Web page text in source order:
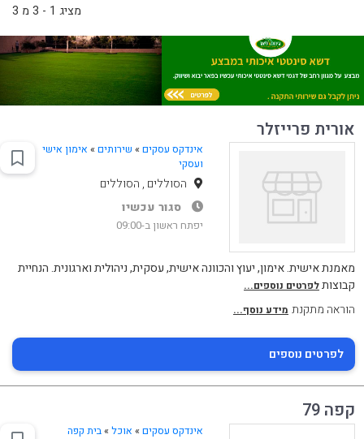
מציג 1 - 3 מ 3
אורית פרייזלר
אינדקס עסקים » שירותים» אימון אישי
ועסקי
הסוללים , הסוללים
סגור עכשיו
יפתח ראשון ב-09:00
מאמנת אישית. אימון, יעוץ והכוונה אישית, עסקית, ניהולית וארגונית. הנחיית
קבוצותלפרטים נוספים...
הוראה מתקנת מידע נוסף...
לפרטים נוספים
קפה 79
אינדקס עסקים » אוכל»בית קפה